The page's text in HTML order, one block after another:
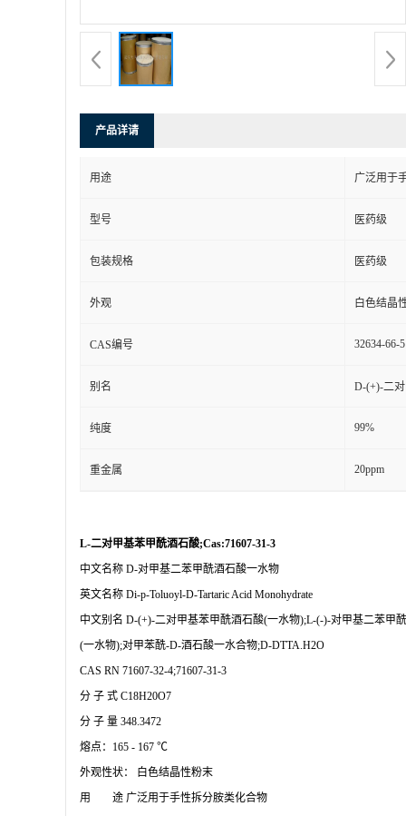
产品详请
用途 广泛用于
型号 医药级
包装规格 医药级
外观 白色结晶
CAS编号 32634-66-5
别名 D-(+)-二
纯度 99%
重金属 20ppm
L-二对甲基苯甲酰酒石酸;Cas:71607-31-3
中文名称 D-对甲基二苯甲酰酒石酸一水物
英文名称 Di-p-Toluoyl-D-Tartaric Acid Monohydrate
中文别名 D-(+)-二对甲基苯甲酰酒石酸(一水物);L-(-)-对甲基二苯甲
(一水物);对甲苯酰-D-酒石酸一水合物;D-DTTA.H2O
CAS RN 71607-32-4;71607-31-3
分 子 式 C18H20O7
分 子 量 348.3472
熔点： 165 - 167 ℃
外观性状：
白色结晶性粉末
用 途 广泛用于手性拆分胺类化合物